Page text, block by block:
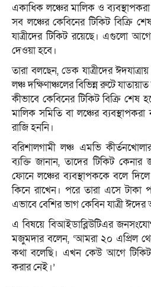
একাধিক লঞ্চের মালিক ও
সব লঞ্চের কেবিনের টিকিট বিক্রি
যাত্রীদের টিকিট রয়েছে। এগুলো
দেওয়া হবে।
তারা বলছেন, ডেক যাত্রীদের
লঞ্চ দক্ষিণাঞ্চলের বিভিন্ন রুটে
কীভাবে কেবিনের টিকিট বিক্রি শেষ
মালিক সমিতি বা লঞ্চের
রাজি হননি।
বরিশালগামী লঞ্চ এমভি
ব্যক্তি জানান, তাদের টিকিট কেনার
ফোনে লঞ্চের ব্যবস্থাপককে বলে
কিনে রাখেন। পরে তারা এসে টাকা
এভাবে বেশির ভাগ কেবিন যাত্রী ঈদের
এ বিষয়ে বিআইডাব্লিউটিএর
মজুমদার বলেন, ‘আমরা ২০ এপ্রিল
কথা বলেছি। এখন কেউ আগে
করার নেই।’